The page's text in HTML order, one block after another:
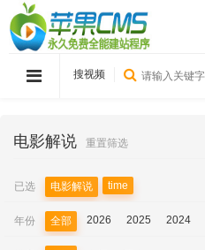
搜视频
电影解说 重置筛选
已选 电影解说 time
年份 全部 2026 2025 2024